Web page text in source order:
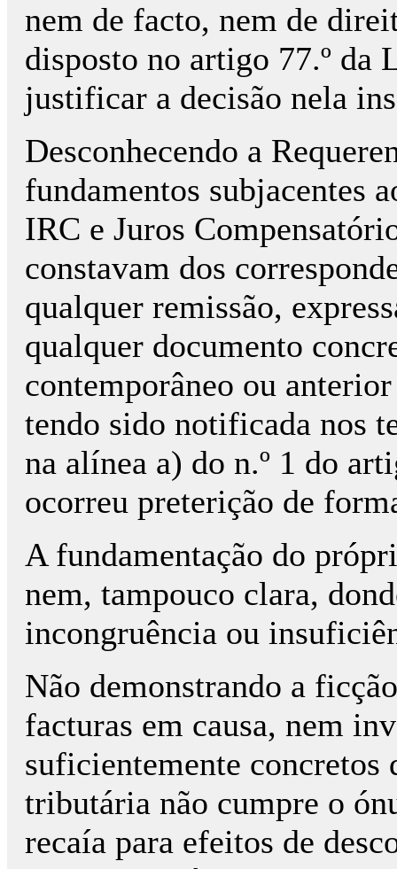
nem de facto, nem de
disposto no artigo 77.º
justificar a decisão nela
Desconhecendo a
fundamentos subjacentes
IRC e Juros
constavam dos
qualquer remissão,
qualquer documento
contemporâneo ou
tendo sido notificada nos
na alínea a) do n.º 1 do
ocorreu preterição de
A fundamentação do
nem, tampouco clara,
incongruência ou
Não demonstrando a
facturas em causa, nem
suficientemente concretos
tributária não cumpre o
recaía para efeitos de